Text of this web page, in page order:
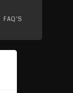
FAQ’S